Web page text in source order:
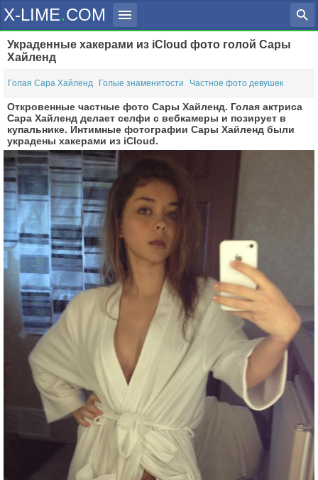
Голые знаменитости
Актрисы Певицы
Телеведущие Спортсменки
Модели
Журналы
PLAYBOY MAXIM Penthouse
XXL EGO
FHM
Слитые Фото
X-LIME.COM
Украденные хакерами из iCloud фото голой Сары
Хайленд
Голая Сара Хайленд Голые знаменитости Частное фото девушек
Откровенные частные фото Сары Хайленд. Голая актриса
Сара Хайленд делает селфи с вебкамеры и позирует в
купальнике. Интимные фотографии Сары Хайленд были
украдены хакерами из iCloud.